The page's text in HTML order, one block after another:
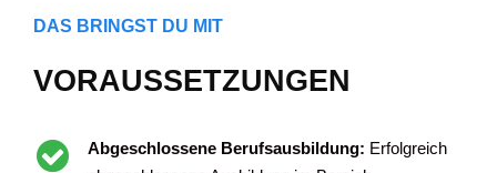
DAS BRINGST DU MIT
VORAUSSETZUNGEN
Abgeschlossene Berufsausbildung: Erfolgreich